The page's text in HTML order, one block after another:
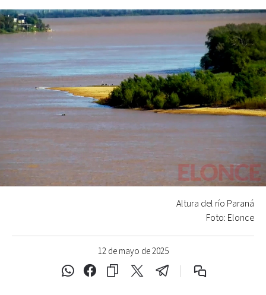
12 de mayo de 2025
Altura del río Paraná
Foto: Elonce